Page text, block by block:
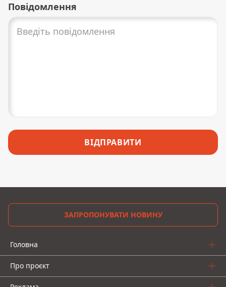
Повідомлення
ВІДПРАВИТИ
ЗАПРОПОНУВАТИ НОВИНУ
Головна
Про проєкт